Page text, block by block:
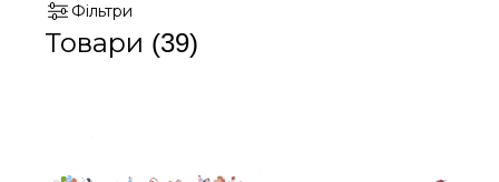
Фільтри
Товари (39)